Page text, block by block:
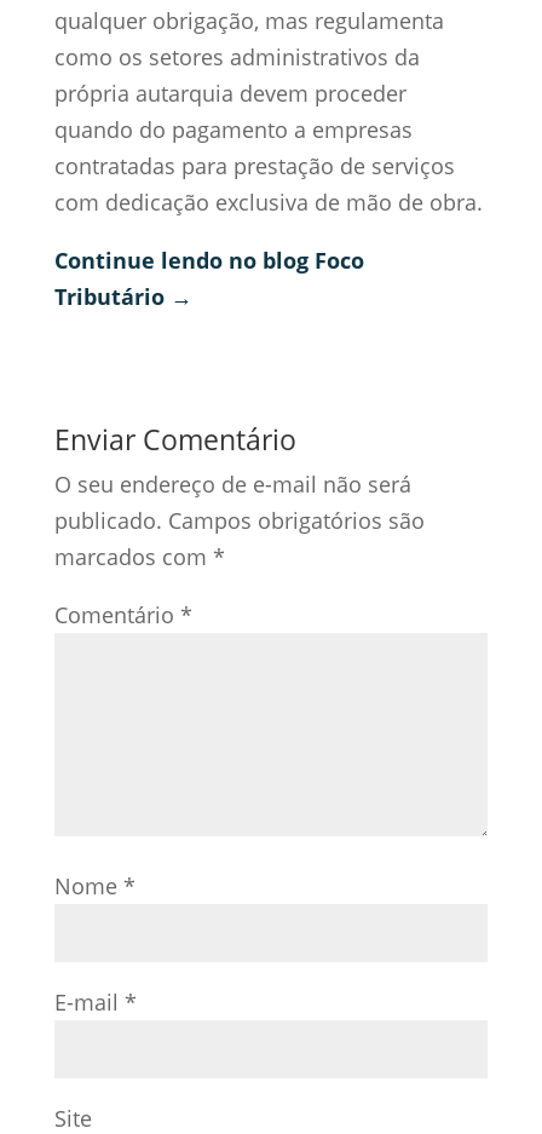
qualquer obrigação, mas regulamenta
como os setores administrativos da
própria autarquia devem proceder
quando do pagamento a empresas
contratadas para prestação de serviços
com dedicação exclusiva de mão de obra.
Continue lendo no blog Foco
Tributário →
Enviar Comentário
O seu endereço de e-mail não será
publicado. Campos obrigatórios são
marcados com *
Comentário *
Nome *
E-mail *
Site